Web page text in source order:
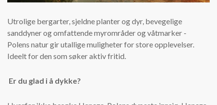
Utrolige bergarter, sjeldne planter og dyr, bevegelige
sanddyner og omfattende myrområder og våtmarker -
Polens natur gir utallige muligheter for store opplevelser.
Ideelt for den som søker aktiv fritid.
Er du glad i å dykke?